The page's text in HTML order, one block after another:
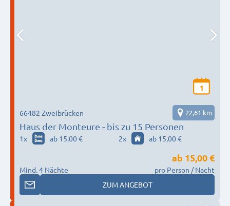
1
Haus der Monteure - bis zu 15 Personen
66482 Zweibrücken 22,61 km
1x ab 15,00 € 2x ab 15,00 €
Mind. 4 Nächte
ab 15,00 €
pro Person / Nacht
ZUM ANGEBOT